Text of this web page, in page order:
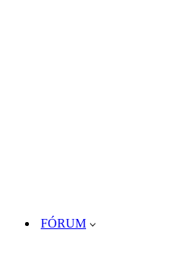
FÓRUM